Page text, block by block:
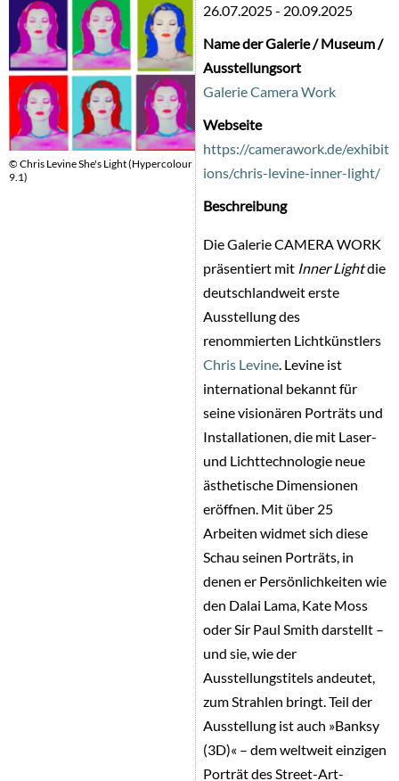
© Chris Levine She's Light (Hypercolour
9.1)
26.07.2025- 20.09.2025
Name der Galerie / Museum /
Ausstellungsort
Galerie Camera Work
Webseite
https://camerawork.de/exhibit
ions/chris-levine-inner-light/
Beschreibung
Die Galerie CAMERA WORK
präsentiert mit Inner Lightdie
deutschlandweit erste
Ausstellung des
renommierten Lichtkünstlers
Chris Levine . Levine ist
international bekannt für
seine visionären Porträts und
Installationen, die mit Laser-
und Lichttechnologie neue
ästhetische Dimensionen
eröffnen. Mit über 25
Arbeiten widmet sich diese
Schau seinen Porträts, in
denen er Persönlichkeiten wie
den Dalai Lama, Kate Moss
oder Sir Paul Smith darstellt –
und sie, wie der
Ausstellungstitels andeutet,
zum Strahlen bringt. Teil der
Ausstellung ist auch »Banksy
(3D)« – dem weltweit einzigen
Porträt des Street-Art-